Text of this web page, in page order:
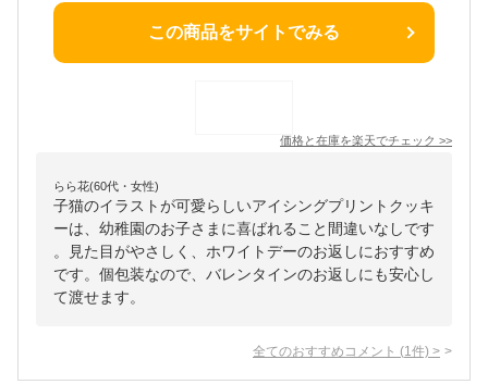
この商品をサイトでみる
価格と在庫を楽天でチェック >>
らら花(60代・女性)
子猫のイラストが可愛らしいアイシングプリントクッキ
ーは、幼稚園のお子さまに喜ばれること間違いなしです
。見た目がやさしく、ホワイトデーのお返しにおすすめ
です。個包装なので、バレンタインのお返しにも安心し
て渡せます。
全てのおすすめコメント (1 件) >